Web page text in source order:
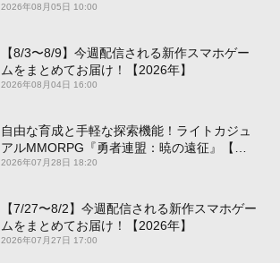
2026年08月05日 10:00
【8/3〜8/9】今週配信される新作スマホゲー
ムをまとめてお届け！【2026年】
2026年08月04日 16:00
自由な育成と手軽な探索機能！ライトカジュ
アルMMORPG『勇者連盟：暁の遠征』【最
新作PICKUP】
2026年07月28日 18:20
【7/27〜8/2】今週配信される新作スマホゲー
ムをまとめてお届け！【2026年】
2026年07月27日 17:00